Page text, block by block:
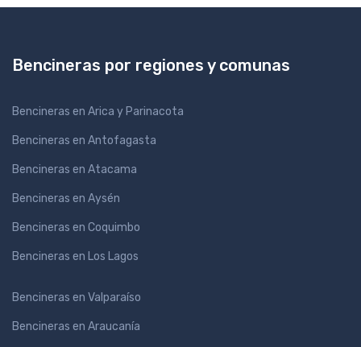
Bencineras por regiones y comunas
Bencineras en Arica y Parinacota
Bencineras en Antofagasta
Bencineras en Atacama
Bencineras en Aysén
Bencineras en Coquimbo
Bencineras en Los Lagos
Bencineras en Valparaíso
Bencineras en Araucanía